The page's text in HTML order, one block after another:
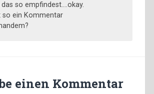
das so empfindest….okay.
so ein Kommentar
einen Kommentar